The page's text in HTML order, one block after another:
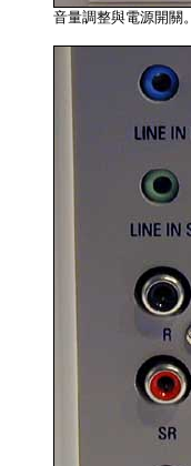
音量調整與電源開關。